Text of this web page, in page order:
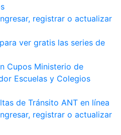
registrar o actualizar
ver gratis las series de
Cupos Ministerio de
Escuelas y Colegios
de Tránsito ANT en línea
registrar o actualizar